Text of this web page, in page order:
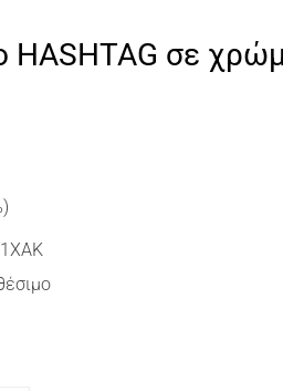
HASHTAG σε